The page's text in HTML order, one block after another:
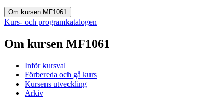
Om kursen MF1061
Kurs- och programkatalogen
Om kursen MF1061
Inför kursval
Förbereda och gå kurs
Kursens utveckling
Arkiv